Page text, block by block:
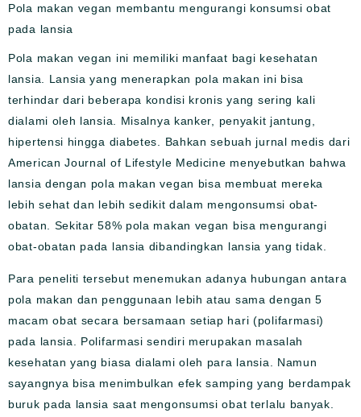
Pola makan vegan membantu mengurangi konsumsi obat
pada lansia
Pola makan vegan ini memiliki manfaat bagi kesehatan
lansia. Lansia yang menerapkan pola makan ini bisa
terhindar dari beberapa kondisi kronis yang sering kali
dialami oleh lansia. Misalnya kanker, penyakit jantung,
hipertensi hingga diabetes. Bahkan sebuah jurnal medis dari
American Journal of Lifestyle Medicine menyebutkan bahwa
lansia dengan pola makan vegan bisa membuat mereka
lebih sehat dan lebih sedikit dalam mengonsumsi obat-
obatan. Sekitar 58% pola makan vegan bisa mengurangi
obat-obatan pada lansia dibandingkan lansia yang tidak.
Para peneliti tersebut menemukan adanya hubungan antara
pola makan dan penggunaan lebih atau sama dengan 5
macam obat secara bersamaan setiap hari (polifarmasi)
pada lansia. Polifarmasi sendiri merupakan masalah
kesehatan yang biasa dialami oleh para lansia. Namun
sayangnya bisa menimbulkan efek samping yang berdampak
buruk pada lansia saat mengonsumsi obat terlalu banyak.